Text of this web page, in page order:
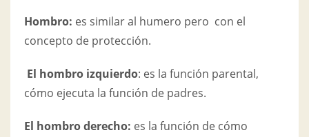
Hombro: es similar al humero pero con el
concepto de protección.
El hombro izquierdo: es la función parental,
cómo ejecuta la función de padres.
El hombro derecho: es la función de cómo